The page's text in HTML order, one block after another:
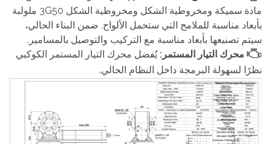
مادة سميكة ومخروطية الشكل ومخروطية الشكل 3G50 ملولبة
بأبعاد مناسبة للملامح التي ستحمل الألواح. ضمن البناء الحالي،
سيتم تصنيعها بأبعاد مناسبة مع التركيب والتوصيل بالمسامير.
محرك التيار المستمر: يُفضل محرك التيار المستمر الكوكبي
نظرًا لسهولة البرمجة داخل النظام الحالي.